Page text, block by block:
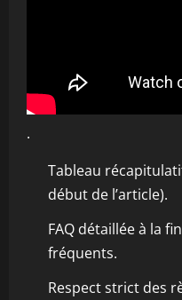
.
Tableau
début de l’article).
FAQ détaillée à la
fréquents.
Respect strict des